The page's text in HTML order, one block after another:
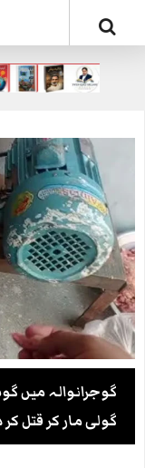
گوجرانوالہ میں
گولی مار کر قتل کر